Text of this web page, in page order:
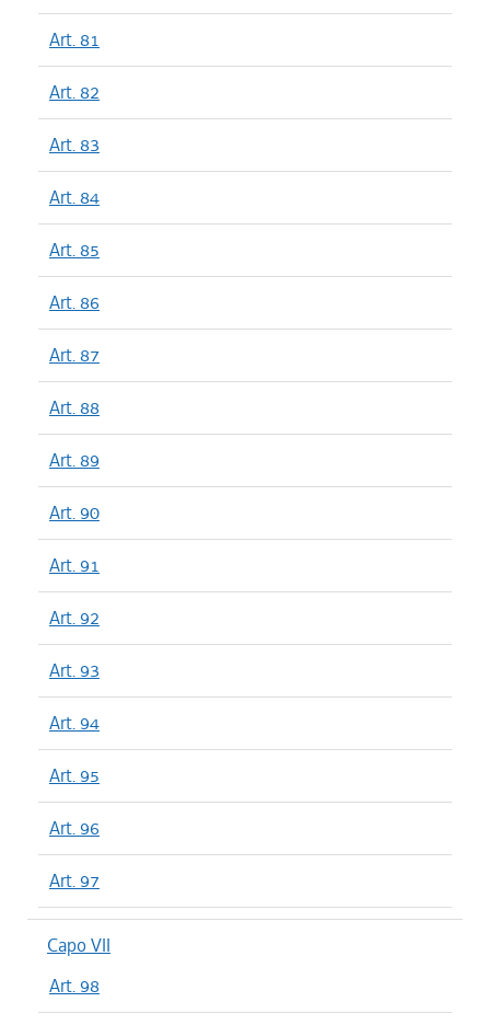
Art. 81
Art. 82
Art. 83
Art. 84
Art. 85
Art. 86
Art. 87
Art. 88
Art. 89
Art. 90
Art. 91
Art. 92
Art. 93
Art. 94
Art. 95
Art. 96
Art. 97
Capo VII
Art. 98